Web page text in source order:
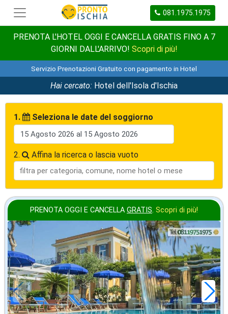
081.1975.1975
PRENOTA L'HOTEL OGGI E CANCELLA GRATIS FINO A 7
GIORNI DALL'ARRIVO! Scopri di più!
Servizio Prenotazioni Gratuito con pagamento in Hotel
Hai cercato: Hotel dell'Isola d'Ischia
1. Seleziona le date del soggiorno
2. Affina la ricerca o lascia vuoto
PRENOTA OGGI E CANCELLA GRATIS. Scopri di più!
2026 FERRAGOSTO
in offerta da
€142,86
a notte